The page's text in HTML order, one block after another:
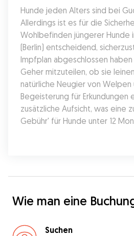
Hunde jeden Alters sind bei
Allerdings ist es für die
Wohlbefinden jüngerer Hunde
(Berlin) entscheidend,
Impfplan abgeschlossen
Geher mitzuteilen, ob sie
natürliche Neugier von Welpen
Begeisterung für
zusätzliche Aufsicht, was eine
Gebühr' für Hunde unter 12
Wie man eine
Suchen